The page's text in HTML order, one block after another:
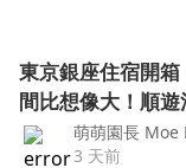
東京銀座住宿開
間比想像大！順
萌萌園長 Moe
3 天前